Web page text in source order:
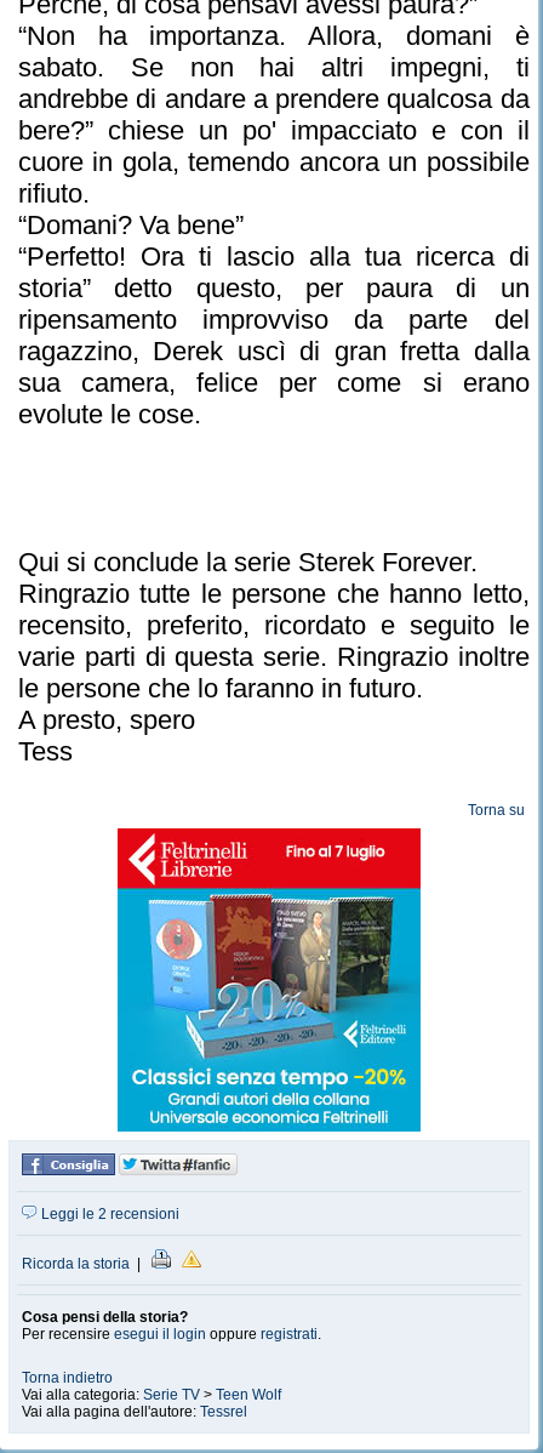
“Non ha importanza. Allora, domani è
sabato. Se non hai altri impegni, ti
andrebbe di andare a prendere qualcosa da
bere?” chiese un po' impacciato e con il
cuore in gola, temendo ancora un possibile
rifiuto.
“Domani? Va bene”
“Perfetto! Ora ti lascio alla tua ricerca di
storia” detto questo, per paura di un
ripensamento improvviso da parte del
ragazzino, Derek uscì di gran fretta dalla
sua camera, felice per come si erano
evolute le cose.
Qui si conclude la serie Sterek Forever.
Ringrazio tutte le persone che hanno letto,
recensito, preferito, ricordato e seguito le
varie parti di questa serie. Ringrazio inoltre
le persone che lo faranno in futuro.
A presto, spero
Tess
Torna su
Leggi le 2 recensioni
Ricorda la storia
Cosa pensi della storia?
Per recensire esegui il login oppure registrati.
Torna indietro
Vai alla categoria: Serie TV > Teen Wolf
Vai alla pagina dell'autore: Tessrel